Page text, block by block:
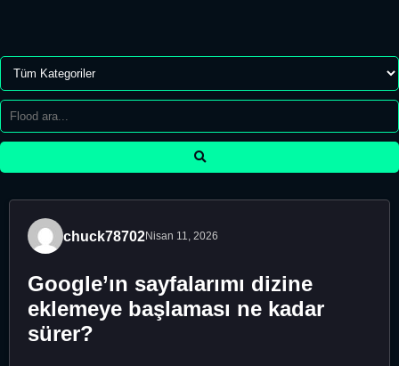
chuck78702Nisan 11, 2026
Google’ın sayfalarımı dizine
eklemeye başlaması ne kadar
sürer?